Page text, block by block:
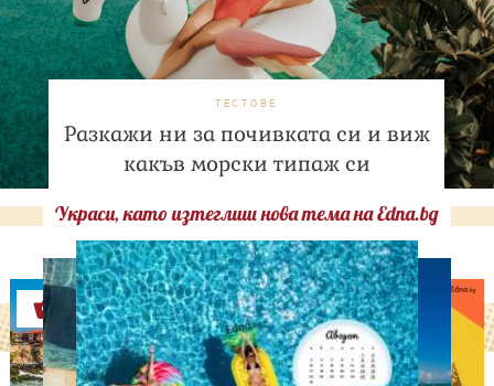
ТЕСТОВЕ
Разкажи ни за почивката си и виж
какъв морски типаж си
Украси, като изтеглиш нова тема на Edna.bg
Оферти